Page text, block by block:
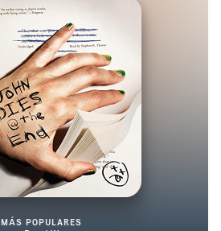
MÁS POPULARES